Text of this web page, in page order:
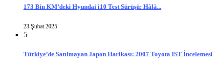
173 Bin KM’deki Hyundai i10 Test Sürüşü: Hâlâ...
23 Şubat 2025
5
Türkiye’de Satılmayan Japon Harikası: 2007 Toyota IST İncelemesi